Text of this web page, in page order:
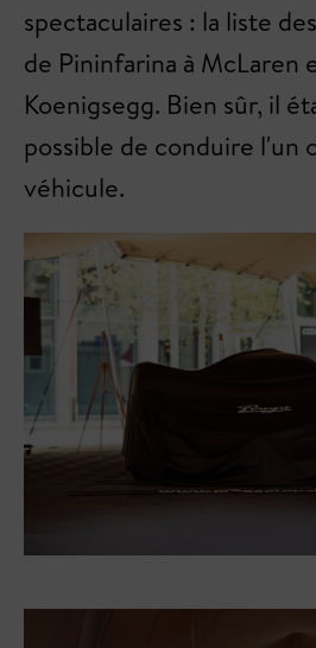
spectaculaires : la liste
de Pininfarina à McLaren
Koenigsegg. Bien sûr, il
possible de conduire l'un
véhicule.